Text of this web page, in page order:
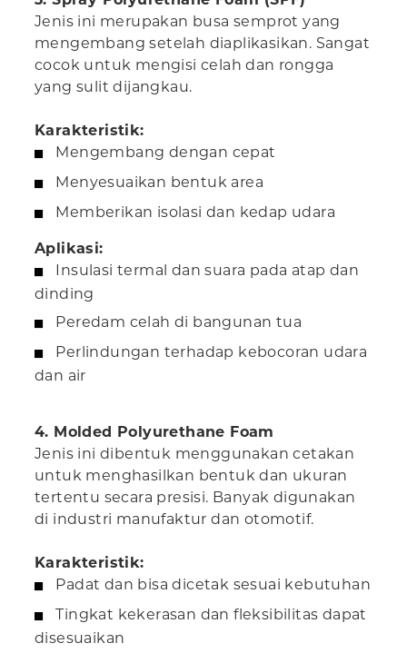
Jenis ini merupakan busa semprot yang
mengembang setelah diaplikasikan. Sangat
cocok untuk mengisi celah dan rongga
yang sulit dijangkau.
Karakteristik:
Mengembang dengan cepat
Menyesuaikan bentuk area
Memberikan isolasi dan kedap udara
Aplikasi:
Insulasi termal dan suara pada atap dan
dinding
Peredam celah di bangunan tua
Perlindungan terhadap kebocoran udara
dan air
4. Molded Polyurethane Foam
Jenis ini dibentuk menggunakan cetakan
untuk menghasilkan bentuk dan ukuran
tertentu secara presisi. Banyak digunakan
di industri manufaktur dan otomotif.
Karakteristik:
Padat dan bisa dicetak sesuai kebutuhan
Tingkat kekerasan dan fleksibilitas dapat
disesuaikan